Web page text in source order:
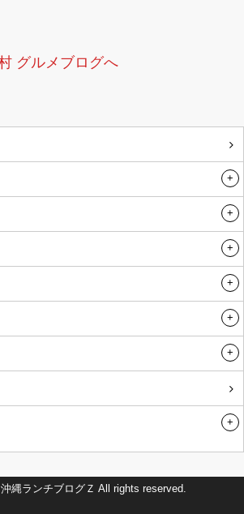
沖縄ランチブログＺ All rights reserved.